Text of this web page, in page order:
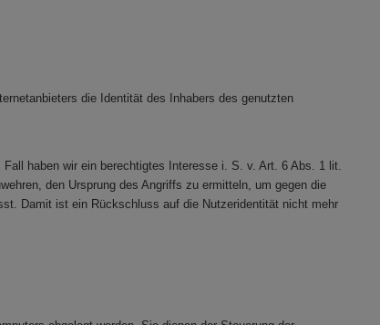
die Identität des Inhabers des genutzten
haben wir ein berechtigtes Interesse i. S. v. Art. 6 Abs. 1 lit.
den Ursprung des Angriffs zu ermitteln, um gegen die
Damit ist ein Rückschluss auf die Nutzeridentität nicht mehr